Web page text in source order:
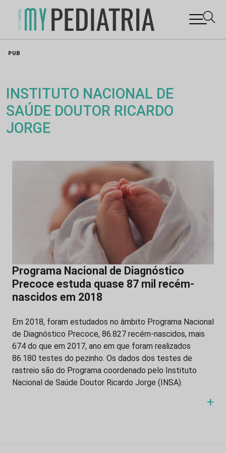
PUB
INSTITUTO NACIONAL DE
SAÚDE DOUTOR RICARDO
JORGE
Programa Nacional de Diagnóstico
Precoce estuda quase 87 mil recém-
nascidos em 2018
Em 2018, foram estudados no âmbito Programa Nacional
de Diagnóstico Precoce, 86.827 recém-nascidos, mais
674 do que em 2017, ano em que foram realizados
86.180 testes do pezinho. Os dados dos testes de
rastreio são do Programa coordenado pelo Instituto
Nacional de Saúde Doutor Ricardo Jorge (INSA).
+